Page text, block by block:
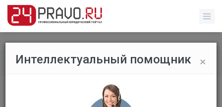
Все вопросы / Прочее ×
Интеллектуальный помощник